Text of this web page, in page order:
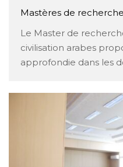
Mastères de recherche
Le Master de
civilisation arabes
approfondie dans les
une description
dans ce programme :
approfondie des